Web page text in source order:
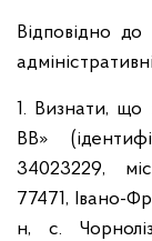
Відповідно
1. Визнати,
ВВ»
34023229,
77471, Івано-
н, с.